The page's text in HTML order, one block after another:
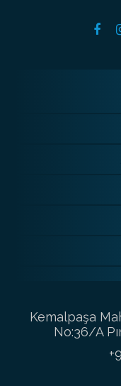
Kemalpaşa
No:36/A